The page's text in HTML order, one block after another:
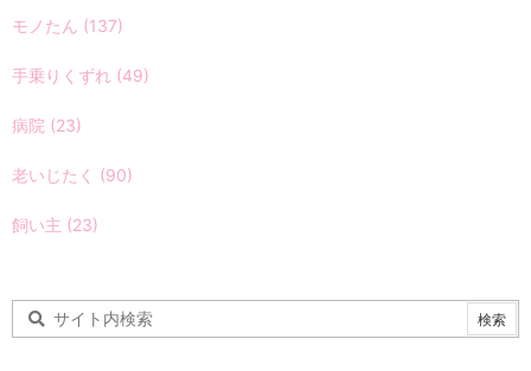
モノたん (137)
手乗りくずれ (49)
病院 (23)
老いじたく (90)
飼い主 (23)